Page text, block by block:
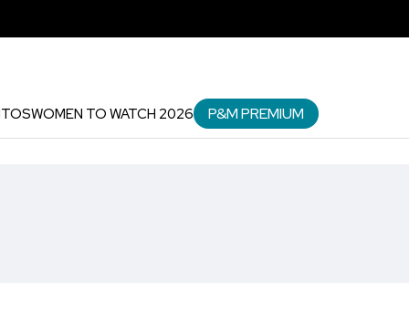
WOMEN TO WATCH 2026 P&M PREMIUM